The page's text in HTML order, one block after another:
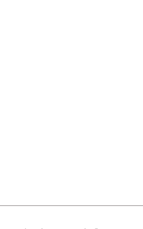
Hayat Öykülerini